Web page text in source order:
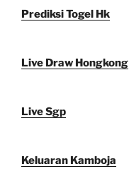
Prediksi Togel Hk
Live Draw Hongkong
Live Sgp
Keluaran Kamboja